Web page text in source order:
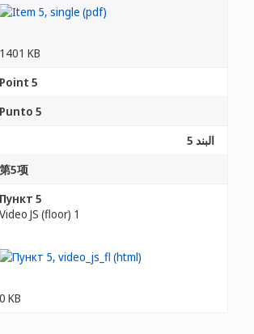
1401 KB
Point 5
Punto 5
البند 5
第5项
Пункт 5
Video JS (floor) 1
0 KB